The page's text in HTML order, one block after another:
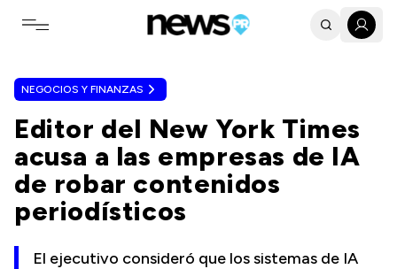
Toggle navigation menu
NEGOCIOS Y FINANZAS
Editor del New York Times
acusa a las empresas de IA
de robar contenidos
periodísticos
El ejecutivo consideró que los sistemas de IA